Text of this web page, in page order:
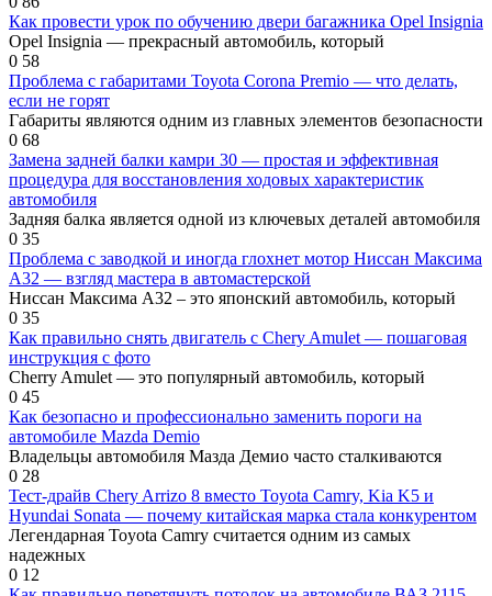
Как провести урок по обучению двери багажника Opel Insignia
Opel Insignia — прекрасный автомобиль, который
0 58
Проблема с габаритами Toyota Corona Premio — что делать,
если не горят
Габариты являются одним из главных элементов безопасности
0 68
Замена задней балки камри 30 — простая и эффективная
процедура для восстановления ходовых характеристик
автомобиля
Задняя балка является одной из ключевых деталей автомобиля
0 35
Проблема с заводкой и иногда глохнет мотор Ниссан Максима
А32 — взгляд мастера в автомастерской
Ниссан Максима А32 – это японский автомобиль, который
0 35
Как правильно снять двигатель с Chery Amulet — пошаговая
инструкция с фото
Cherry Amulet — это популярный автомобиль, который
0 45
Как безопасно и профессионально заменить пороги на
автомобиле Mazda Demio
Владельцы автомобиля Мазда Демио часто сталкиваются
0 28
Тест-драйв Chery Arrizo 8 вместо Toyota Camry, Kia K5 и
Hyundai Sonata — почему китайская марка стала конкурентом
Легендарная Toyota Camry считается одним из самых
надежных
0 12